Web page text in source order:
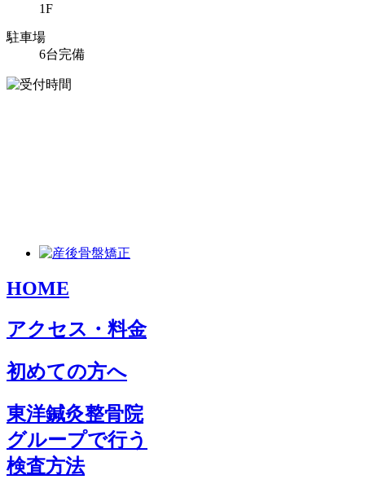
1F
駐車場
6台完備
HOME
アクセス・料金
初めての方へ
東洋鍼灸整骨院
グループで行う
検査方法